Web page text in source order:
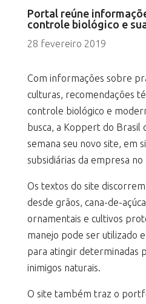
Portal reúne
controle biológico e
28 fevereiro 2019
Com informações sobre
culturas, recomendações
controle biológico e
busca, a Koppert do Brasil
semana seu novo site, em
subsidiárias da empresa no
Os textos do site
desde grãos, cana-de-
ornamentais e cultivos
manejo pode ser utilizado
para atingir determinadas
inimigos naturais.
O site também traz o